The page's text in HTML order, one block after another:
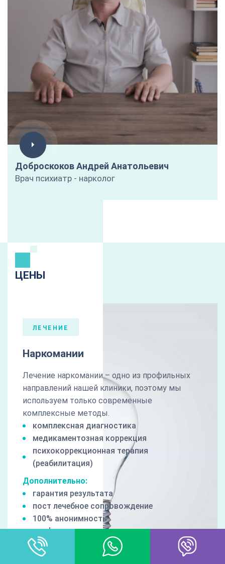
Доброскоков Андрей Анатольевич
Врач психиатр - нарколог
ЦЕНЫ
ЛЕЧЕНИЕ
Наркомании
Лечение наркомании – одно из профильных
направлений нашей клиники, поэтому мы
используем только современные
комплексные методы.
комплексная диагностика
медикаментозная коррекция
психокоррекционная терапия
(реабилитация)
Дополнительно:
гарантия результата
пост лечебное сопровождение
100% анонимность
профессиональная мотивация
1700 руб/сут